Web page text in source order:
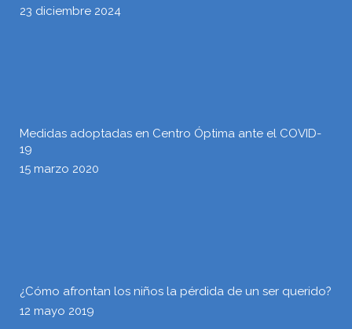
23 diciembre 2024
Medidas adoptadas en Centro Óptima ante el COVID-
19
15 marzo 2020
¿Cómo afrontan los niños la pérdida de un ser querido?
12 mayo 2019